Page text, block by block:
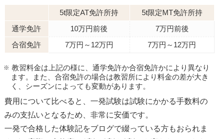
5t限定AT免許所持
5t限定MT免許所持
通学免許
10万円前後
7万円前後
合宿免許
7万円～12万円 7万円～12万円
教習料金は上記の様に、通学免許か合宿免許かにより異なり
ます。また、合宿免許の場合は教習所により料金の差が大き
く、シーズンによっても変動があります。
費用について比べると、一発試験は試験にかかる手数料の
みの支払いとなるため、非常に安価です。
一発で合格した体験記をブログで綴っている方もおられま